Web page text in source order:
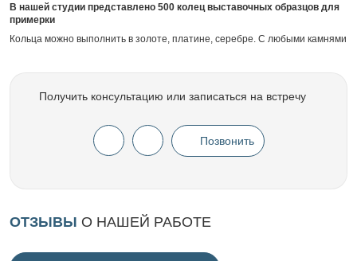
В нашей студии представлено 500 колец выставочных образцов для
примерки
Кольца можно выполнить в золоте, платине, серебре. С любыми камнями
Получить консультацию или записаться на встречу
Позвонить
ОТЗЫВЫ О НАШЕЙ РАБОТЕ